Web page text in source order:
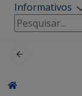
Informativos
Pesquisar
por: